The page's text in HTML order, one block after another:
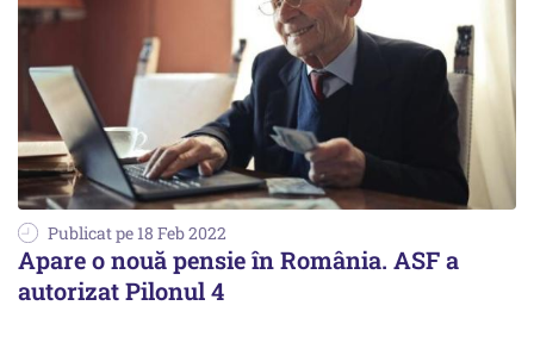
Publicat pe 18 Feb 2022
Apare o nouă pensie în România. ASF a
autorizat Pilonul 4